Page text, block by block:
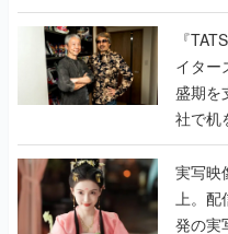
で作り
く
『
イター
盛期を
社で机
『
んだレ
実写映
上。
発の実